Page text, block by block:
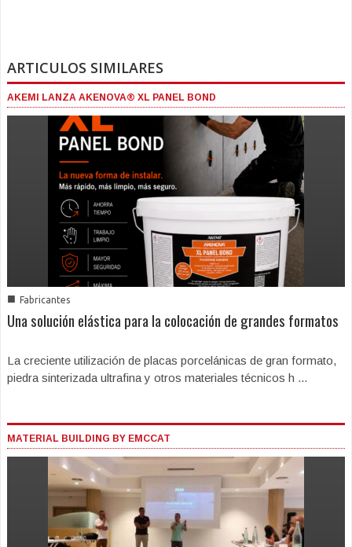
ARTICULOS SIMILARES
AKEMI LANZA AKENOVA® XL PANEL BOND
■ Fabricantes
Una solución elástica para la colocación de grandes formatos
La creciente utilización de placas porcelánicas de gran formato,
piedra sinterizada ultrafina y otros materiales técnicos h ...
MATERIAL BUILDING BY EMCCAT